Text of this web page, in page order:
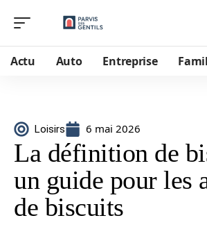
Actu Auto Entreprise
Loisirs 6 mai 2026
La définition de
un guide pour les
de biscuits